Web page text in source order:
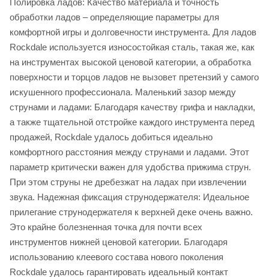
Полировка ладов: Качество материала и точность
обработки ладов – определяющие параметры для
комфортной игры и долговечности инструмента. Для ладов
Rockdale используется износостойкая сталь, такая же, как
на инструментах высокой ценовой категории, а обработка
поверхности и торцов ладов не вызовет претензий у самого
искушенного профессионала. Маленький зазор между
струнами и ладами: Благодаря качеству грифа и накладки,
а также тщательной отстройке каждого инструмента перед
продажей, Rockdale удалось добиться идеально
комфортного расстояния между струнами и ладами. Этот
параметр критически важен для удобства прижима струн.
При этом струны не дребезжат на ладах при извлечении
звука. Надежная фиксация струнодержателя: Идеальное
прилегание струнодержателя к верхней деке очень важно.
Это крайне болезненная точка для почти всех
инструментов нижней ценовой категории. Благодаря
использованию клеевого состава нового поколения
Rockdale удалось гарантировать идеальный контакт